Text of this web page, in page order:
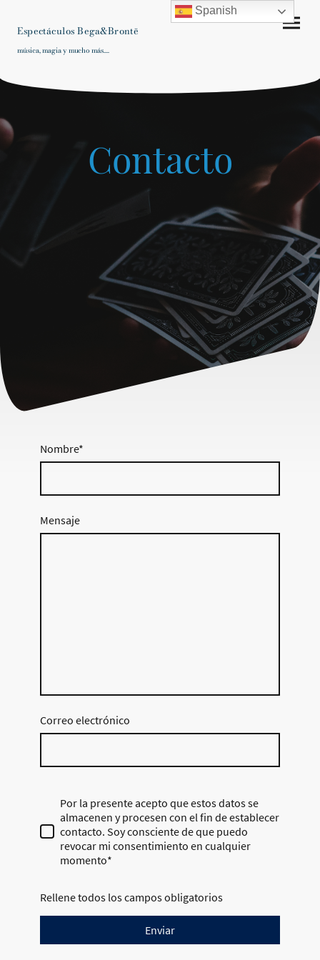
Espectáculos Bega&Brontë
música, magia y mucho más....
Contacto
Nombre*
Mensaje
Correo electrónico
Por la presente acepto que estos datos se
almacenen y procesen con el fin de establecer
contacto. Soy consciente de que puedo
revocar mi consentimiento en cualquier
momento*
Rellene todos los campos obligatorios
Enviar
Spanish